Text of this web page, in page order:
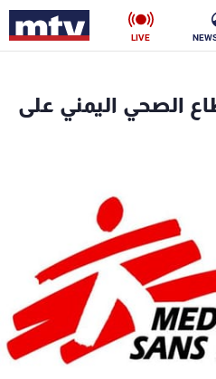
LIVE
الصحي اليمني على
رياضة